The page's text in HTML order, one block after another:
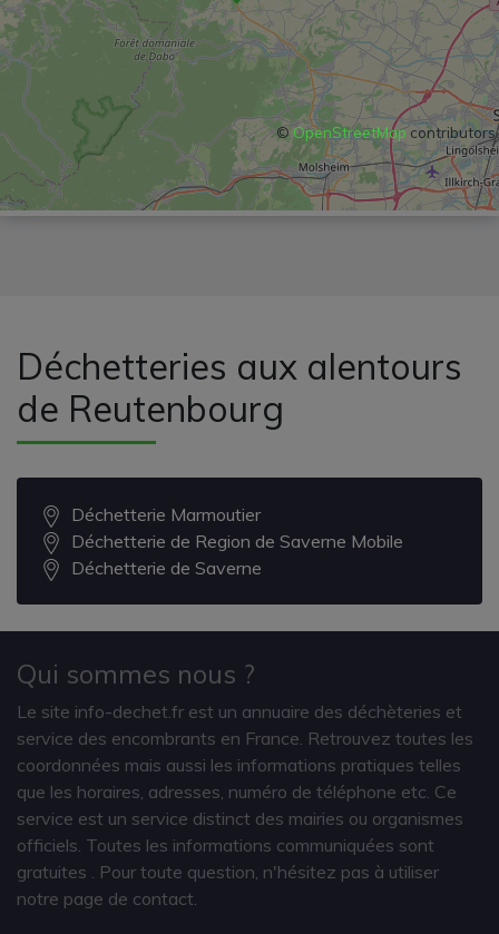
©OpenStreetMapcontributors
Déchetteries aux alentours
de Reutenbourg
Déchetterie Marmoutier
Déchetterie de Region de Saverne Mobile
Déchetterie de Saverne
Qui sommes nous ?
Le site info-dechet.fr est un annuaire des déchèteries et
service des encombrants en France. Retrouvez toutes les
coordonnées mais aussi les informations pratiques telles
que les horaires, adresses, numéro de téléphone etc. Ce
service est un service distinct des mairies ou organismes
officiels. Toutes les informations communiquées sont
gratuites
. Pour toute question, n'hésitez pas à utiliser
notre page de contact.